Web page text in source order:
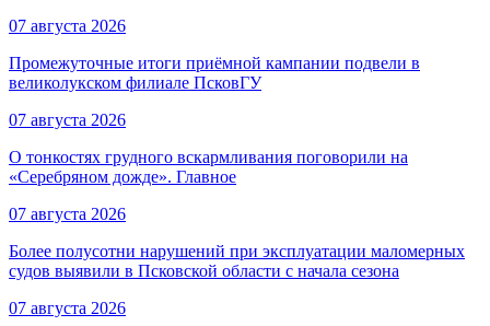
07 августа 2026
Промежуточные итоги приёмной кампании подвели в
великолукском филиале ПсковГУ
07 августа 2026
О тонкостях грудного вскармливания поговорили на
«Серебряном дожде». Главное
07 августа 2026
Более полусотни нарушений при эксплуатации маломерных
судов выявили в Псковской области с начала сезона
07 августа 2026